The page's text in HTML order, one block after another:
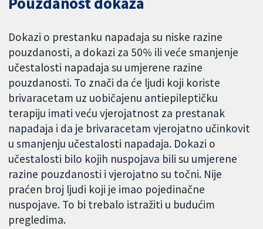
Dokazi o prestanku napadaja su niske razine
pouzdanosti, a dokazi za 50% ili veće smanjenje
učestalosti napadaja su umjerene razine
pouzdanosti. To znači da će ljudi koji koriste
brivaracetam uz uobičajenu antiepileptičku
terapiju imati veću vjerojatnost za prestanak
napadaja i da je brivaracetam vjerojatno učinkovit
u smanjenju učestalosti napadaja. Dokazi o
učestalosti bilo kojih nuspojava bili su umjerene
razine pouzdanosti i vjerojatno su točni. Nije
praćen broj ljudi koji je imao pojedinačne
nuspojave. To bi trebalo istražiti u budućim
pregledima.